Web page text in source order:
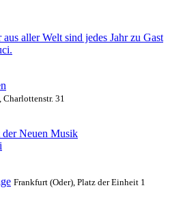
aller Welt sind jedes Jahr zu Gast
Charlottenstr. 31
der Neuen Musik
Frankfurt (Oder), Platz der Einheit 1